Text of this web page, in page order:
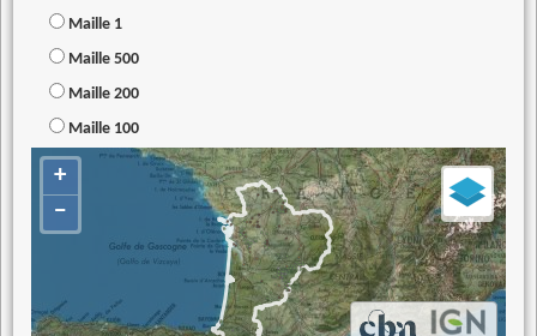
Maille 1
Maille 500
Maille 200
Maille 100
+
−